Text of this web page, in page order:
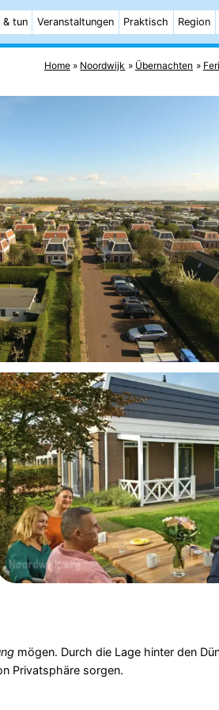
& tun Veranstaltungen Praktisch Region
Home Noordwijk Übernachten
mögen. Durch die Lage hinter den
Privatsphäre sorgen.